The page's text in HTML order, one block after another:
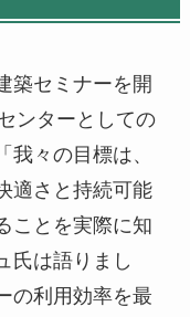
築セミナーを開
ンターとしての
我々の目標は、
適さと持続可能
ことを実際に知
氏は語りまし
の利用効率を最